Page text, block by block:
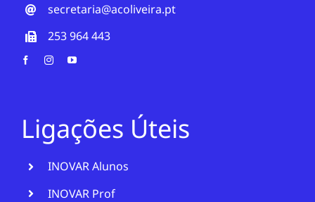
secretaria@acoliveira.pt
253 964 443
Ligações Úteis
INOVAR Alunos
INOVAR Prof